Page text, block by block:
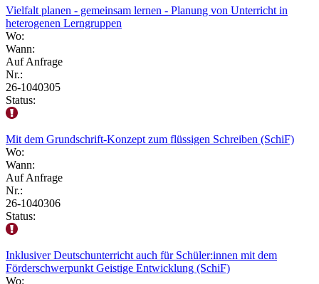
Vielfalt planen - gemeinsam lernen - Planung von Unterricht in
heterogenen Lerngruppen
Wo:
Wann:
Auf Anfrage
Nr.:
26-1040305
Status:
Mit dem Grundschrift-Konzept zum flüssigen Schreiben (SchiF)
Wo:
Wann:
Auf Anfrage
Nr.:
26-1040306
Status:
Inklusiver Deutschunterricht auch für Schüler:innen mit dem
Förderschwerpunkt Geistige Entwicklung (SchiF)
Wo: